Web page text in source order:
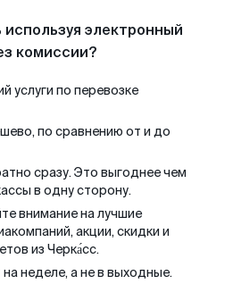
электронный
комиссии?
услуги по перевозке
по сравнению от и до
сразу. Это выгоднее чем
в одну сторону.
внимание на лучшие
акции, скидки и
из Черка́сс.
неделе, а не в выходные.